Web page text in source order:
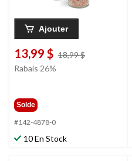
Ajouter
13,99 $ 18,99 $
Rabais 26%
Solde
#142-4878-0
10 En Stock